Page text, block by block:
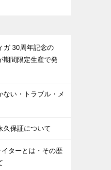
ガ 30周年記念の
期間限定生産で発
ない・トラブル・メ
久保証について
ターとは・その歴